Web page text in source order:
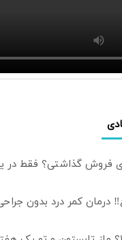
گذاشتی؟ فقط در یک‌روز
درمان کمر درد بدون